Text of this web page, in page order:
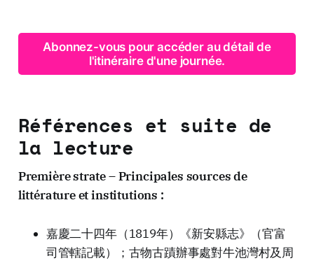
Abonnez-vous pour accéder au détail de
l'itinéraire d'une journée.
Références et suite de
la lecture
Première strate – Principales sources de
littérature et institutions :
嘉慶二十四年（1819年）《新安縣志》（官富
司管轄記載）；古物古蹟辦事處對牛池灣村及周